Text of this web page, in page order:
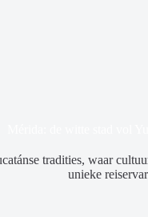
tradities, waar
unieke